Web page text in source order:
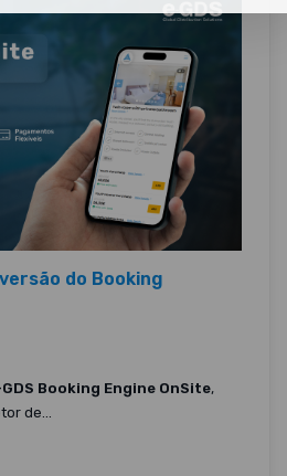
do Booking
Booking Engine OnSite,
de...